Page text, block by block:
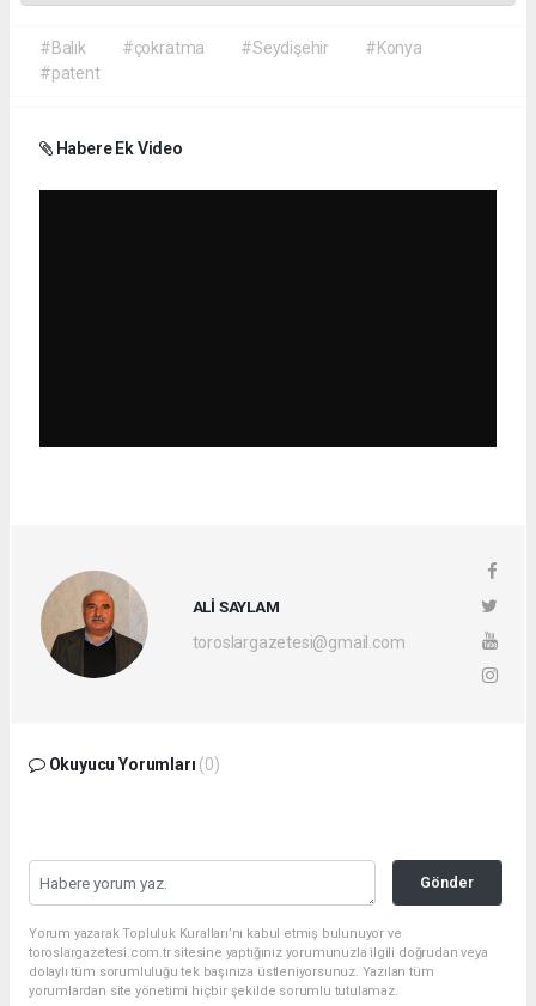
#Balık #çokratma #Seydişehir
#Konya
#patent
Habere Ek Video
ALİ SAYLAM
toroslargazetesi@gmail.com
Okuyucu Yorumları (0)
Gönder
Yorum yazarak Topluluk Kuralları’nı kabul etmiş bulunuyor ve
toroslargazetesi.com.tr sitesine yaptığınız yorumunuzla ilgili doğrudan veya
dolaylı tüm sorumluluğu tek başınıza üstleniyorsunuz. Yazılan tüm
yorumlardan site yönetimi hiçbir şekilde sorumlu tutulamaz.